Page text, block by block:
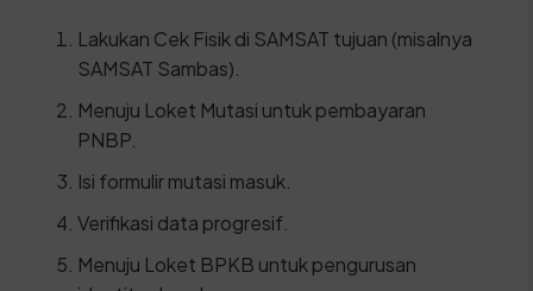
Lakukan Cek Fisik di SAMSAT tujuan (misalnya
SAMSAT Sambas).
Menuju Loket Mutasi untuk pembayaran
PNBP.
Isi formulir mutasi masuk.
Verifikasi data progresif.
Menuju Loket BPKB untuk pengurusan